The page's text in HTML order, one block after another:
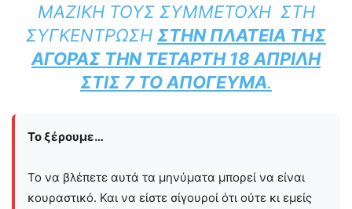
ΜΑΖΙΚΉ ΤΟΥΣ ΣΥΜΜΕΤΟΧΉ ΣΤΗ
ΣΥΓΚΈΝΤΡΩΣΗ ΣΤΗΝ ΠΛΑΤΕΊΑ ΤΗΣ
ΑΓΟΡΆΣ ΤΗΝ ΤΕΤΆΡΤΗ 18 ΑΠΡΊΛΗ
ΣΤΙΣ 7 ΤΟ ΑΠΌΓΕΥΜΑ.
Το ξέρουμε…
Το να βλέπετε αυτά τα μηνύματα μπορεί να είναι
κουραστικό. Και να είστε σίγουροί ότι ούτε κι εμείς